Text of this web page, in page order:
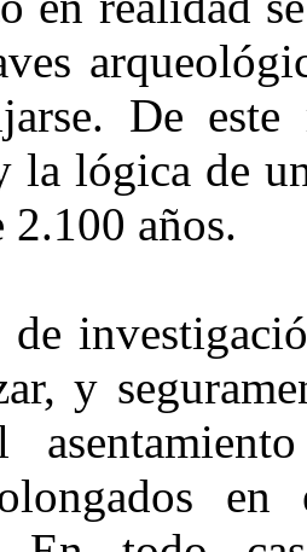
De este
la lógica de
2.100 años.
y